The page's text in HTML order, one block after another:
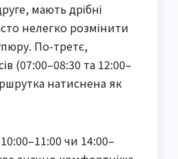
мають дрібні
нелегко розмінити
По-третє,
(07:00–08:30 та 12:00–
натиснена як
чи 14:00–